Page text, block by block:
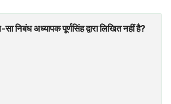
निबंध अध्यापक पूर्णसिंह द्वारा लिखित नहीं है?